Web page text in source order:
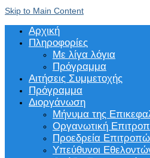
Skip to Main Content
Αρχική
Πληροφορίες
Με λίγα λόγια
Πρόγραμμα
Αιτήσεις Συμμετοχής
Πρόγραμμα
Διοργάνωση
Μήνυμα της
Οργανωτική
Προεδρεία
Υπεύθυνοι